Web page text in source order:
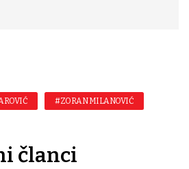
#ZORAN MILANOVIĆ
članci